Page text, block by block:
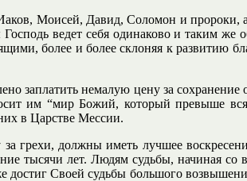
Моисей, Давид, Соломон и пророки,
ведет себя одинаково и таким же
более и более склоняя к развитию
заплатить немалую цену за
им “мир Божий, который превыше
в Царстве Мессии.
грехи, должны иметь лучшее
тысячи лет. Людям судьбы, начиная
Своей судьбы большого